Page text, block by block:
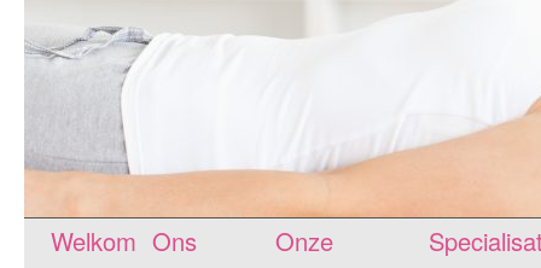
Welkom Ons
Onze